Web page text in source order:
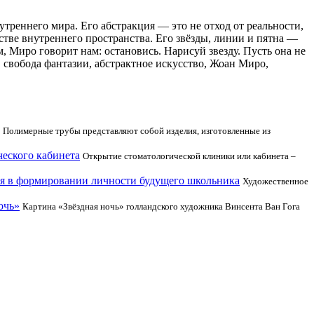
мира. Его абстракция — это не отход от реальности,
внутреннего пространства. Его звёзды, линии и пятна —
говорит нам: остановись. Нарисуй звезду. Пусть она не
фантазии, абстрактное искусство, Жоан Миро,
Полимерные трубы представляют собой изделия, изготовленные из
кабинета Открытие стоматологической клиники или кабинета –
в формировании личности будущего школьника Художественное
Картина «Звёздная ночь» голландского художника Винсента Ван Гога